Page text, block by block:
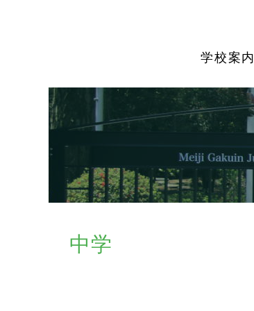
学校案内
中学